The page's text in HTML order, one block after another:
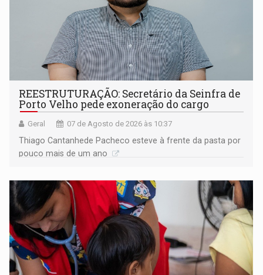
REESTRUTURAÇÃO: Secretário da Seinfra de
Porto Velho pede exoneração do cargo
Geral 07 de Agosto de 2026 às 10:37
Thiago Cantanhede Pacheco esteve à frente da pasta por
pouco mais de um ano